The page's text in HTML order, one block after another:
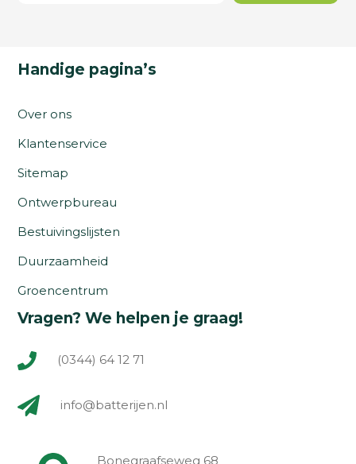
Handige pagina’s
Over ons
Klantenservice
Sitemap
Ontwerpbureau
Bestuivingslijsten
Duurzaamheid
Groencentrum
Vragen? We helpen je graag!
(0344) 64 12 71
info@batterijen.nl
Bonegraafseweg 68